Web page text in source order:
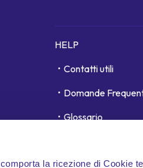
la ricezione di Cookie
HELP
Contatti utili
Domande
Glossario
Whistleblowing